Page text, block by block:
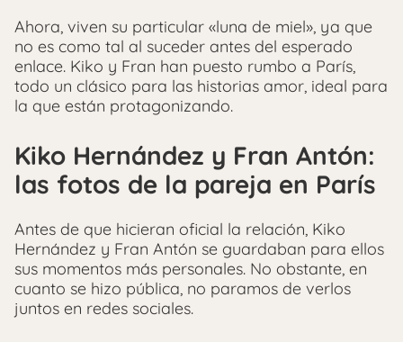
Ahora, viven su particular «luna de miel», ya que
no es como tal al suceder antes del esperado
enlace. Kiko y Fran han puesto rumbo a París,
todo un clásico para las historias amor, ideal para
la que están protagonizando.
Kiko Hernández y Fran Antón:
las fotos de la pareja en París
Antes de que hicieran oficial la relación, Kiko
Hernández y Fran Antón se guardaban para ellos
sus momentos más personales. No obstante, en
cuanto se hizo pública, no paramos de verlos
juntos en redes sociales.